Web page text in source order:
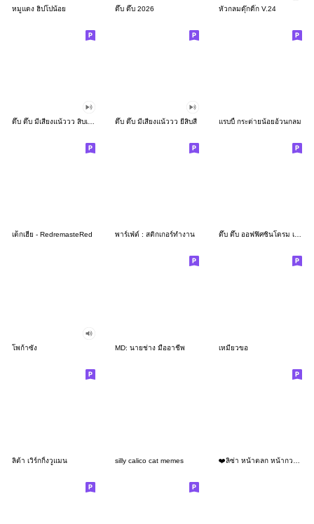
หมูแดง ฮิปโปน้อย ดึ๊บ ดึ๊บ 2026 หัวกลมดุ๊กดิ๊ก V.24
ดึ๊บ ดึ๊บ มีเสียงแน้ววว ยี่สิบสี่ แรบบี้ กระต่ายน้อยอ้วนกลม
เด็กเฮีย - RedremasteRed พาร์เฟ่ต์ : สติกเกอร์ทำงาน ดึ๊บ ดึ๊บ ออฟฟิศซินโดรม เจ็ด
โพก้าซัง MD: นายช่าง มืออาชีพ เหมียวขอ
ลิต้า เวิร์กกิ้งวูแมน silly calico cat memes